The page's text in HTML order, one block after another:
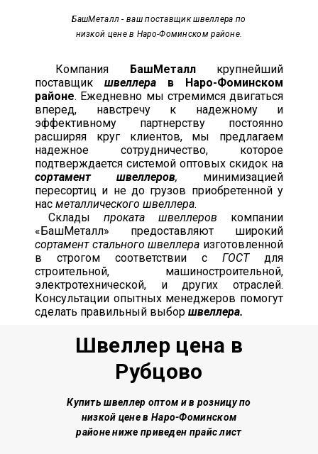
БашМеталл - ваш поставщик швеллера по
низкой цене в Наро-Фоминском районе.
Компания БашМеталлкрупнейший
поставщик швеллера в Наро-Фоминском
районе. Ежедневно мы стремимся двигаться
вперед, навстречу к надежному и
эффективному партнерству постоянно
расширяя круг клиентов, мы предлагаем
надежное сотрудничество, которое
подтверждается системой оптовых скидок на
сортамент швеллеров, минимизацией
пересортиц и не до грузов приобретенной у
нас металлического швеллера.
Склады проката швеллеров компании
«БашМеталл» предоставляют широкий
сортамент стального швеллера изготовленной
в строгом соответствии с ГОСТдля
строительной, машиностроительной,
электротехнической, и других отраслей.
Консультации опытных менеджеров помогут
сделать правильный выбор швеллера.
Швеллер цена в
Рубцово
Купить швеллер оптом и в розницу по
низкой ценев Наро-Фоминском
районениже приведен прайс лист